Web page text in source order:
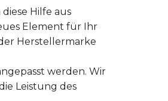
Hilfe aus
Element für Ihr
Herstellermarke
werden. Wir
Leistung des